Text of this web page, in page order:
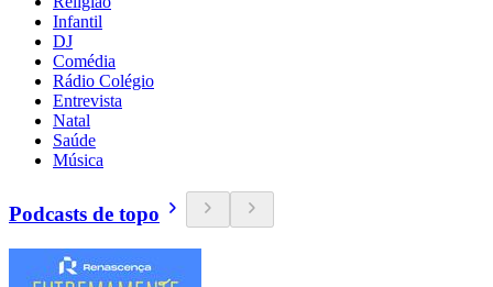
Infantil
DJ
Comédia
Rádio Colégio
Entrevista
Natal
Saúde
Música
Podcasts de topo